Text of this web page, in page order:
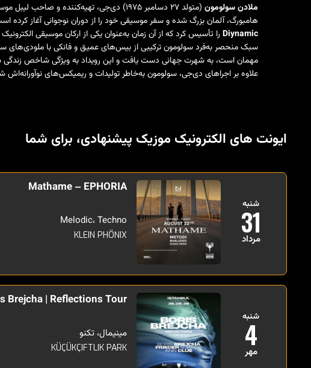
ملادن سولومون
(متولد ۲۷ دسامبر ۱۹۷۵) دی‌جی،
هامبورگ، آلمان بزرگ شده و سفر موسیقی خود را از دوران نوجوانی آغاز کرده است، ابتدا
Diynamic را تأسیس کرد که از آن زمان به‌عنوان یکی از ارکان موسیقی
سبک منحصر به‌فرد سولومون ترکیبی از بیس‌های عمیق و فانکی با ملودی‌های
مهمان است، به شهرت جهانی دست یافت و این رویداد به ویژگی شاخص زندگی
علاوه بر اجراهای دی‌جی، سولومون به‌خاطر تولیدات و ریمیکس‌های نوآورانه‌اش
ایونت های الکترونیک موزیک پیشنهادی، برای شما
شنبه
31
مرداد
Mathame – EPHORIA
Melodic، Techno
KLEIN PHÖNIX
شنبه
4
مهر
Brejcha | Reflections Tour
مینیمال، تکنو
KÜÇÜKÇIFTLIK PARK